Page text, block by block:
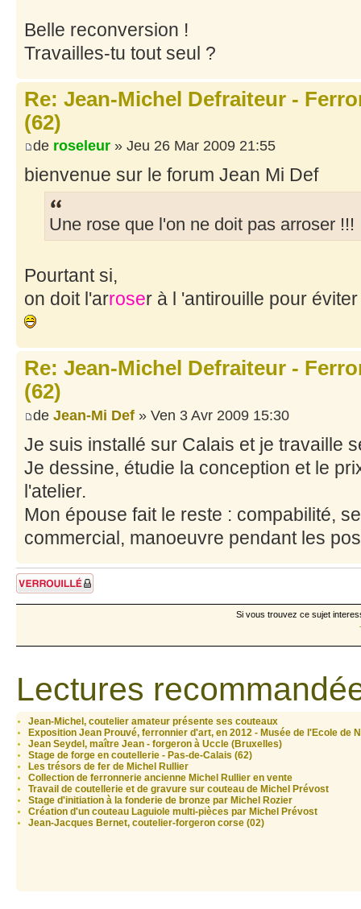
Belle reconversion !
Travailles-tu tout seul ?
Re: Jean-Michel Defraiteur -
(62)
de roseleur » Jeu 26 Mar 2009 21:55
bienvenue sur le forum Jean Mi Def
Une rose que l'on ne doit pas arroser !!!
Pourtant si,
on doit l'arroser à l 'antirouille pour
Re: Jean-Michel Defraiteur -
(62)
de Jean-Mi Def » Ven 3 Avr 2009 15:30
Je suis installé sur Calais et je travaille
Je dessine, étudie la conception et le
l'atelier.
Mon épouse fait le reste : compabilité,
commercial, manoeuvre pendant les
Sujet verrouillé
Si vous trouvez ce sujet
Lectures
Jean-Michel, coutelier amateur présente ses couteaux
Exposition Jean Prouvé, ferronnier d'art, en 2012 - Musée de l'Ecole de
Jean Seydel, maître Jean - forgeron à Uccle (Bruxelles)
Stage de forge en coutellerie - Pas-de-Calais (62)
Les trésors de fer de Michel Rullier
Collection de ferronnerie ancienne Michel Rullier en vente
Travail de coutellerie et de gravure sur couteau de Michel Prévost
Stage d'initiation à la fonderie de bronze par Michel Rozier
Création d'un couteau Laguiole multi-pièces par Michel Prévost
Jean-Jacques Bernet, coutelier-forgeron corse (02)